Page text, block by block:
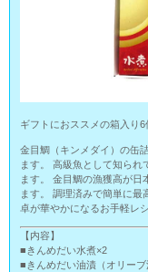
ギフトにおススメの箱入り6
金目鯛（キンメダイ）の缶
ます。 高級魚として知ら
ます。 金目鯛の漁獲高が
ます。 調理済みで簡単に
卓が華やかになるお手軽レ
【内容】
■きんめだい水煮×2
■きんめだい油漬（オリー